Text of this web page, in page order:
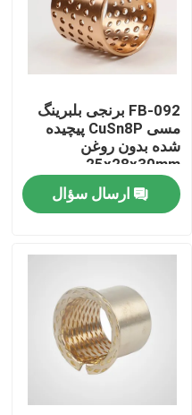
FB-092 برنجی بلبرینگ
مسی CuSn8P پیچیده
شده بدون روغن
25x28x30mm
ارسال سؤال